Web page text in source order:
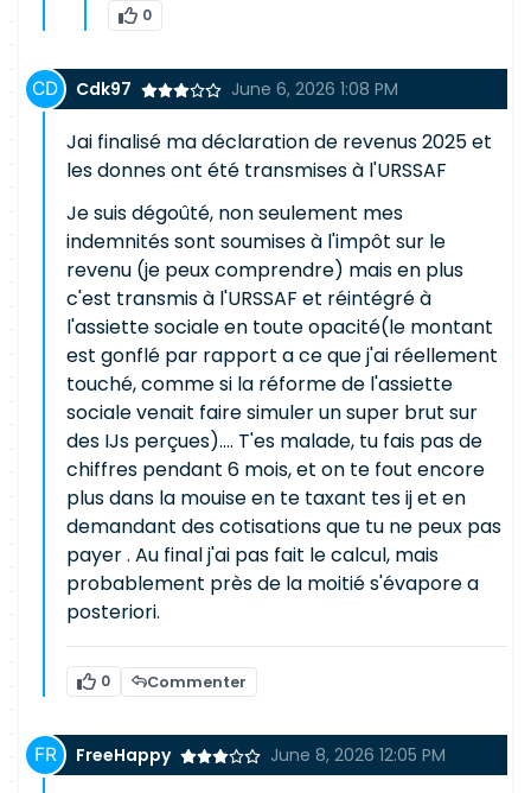
0
Cdk97 June 6, 2026 1:08 PM
Jai finalisé ma déclaration de revenus 2025 et
les donnes ont été transmises à l'URSSAF
Je suis dégoûté, non seulement mes
indemnités sont soumises à l'impôt sur le
revenu (je peux comprendre) mais en plus
c'est transmis à l'URSSAF et réintégré à
l'assiette sociale en toute opacité(le montant
est gonflé par rapport a ce que j'ai réellement
touché, comme si la réforme de l'assiette
sociale venait faire simuler un super brut sur
des IJs perçues).... T'es malade, tu fais pas de
chiffres pendant 6 mois, et on te fout encore
plus dans la mouise en te taxant tes ij et en
demandant des cotisations que tu ne peux pas
payer . Au final j'ai pas fait le calcul, mais
probablement près de la moitié s'évapore a
posteriori.
0 Commenter
FreeHappy June 8, 2026 12:05 PM